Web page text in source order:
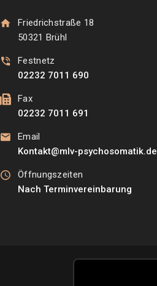
Friedrichstraße 18
50321 Brühl
Festnetz
02232 7011 690
Fax
02232 7011 691
Email
Kontakt@mlv-psychosomatik.de
Öffnungszeiten
Nach Terminvereinbarung